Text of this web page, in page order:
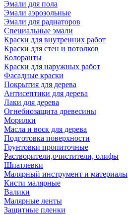
Эмали для пола
Эмали аэрозольные
Эмали для радиаторов
Специальные эмали
Краски для внутренних работ
Краски для стен и потолков
Колоранты
Краски для наружных работ
Фасадные краски
Покрытия для дерева
Антисептики для дерева
Лаки для дерева
Огнебиозащита древесины
Морилки
Масла и воск для дерева
Подготовка поверхности
Грунтовки пропиточные
Растворители,очистители, олифы
Шпатлевки
Малярный инструмент и материалы
Кисти малярные
Валики
Малярные ленты
Защитные пленки